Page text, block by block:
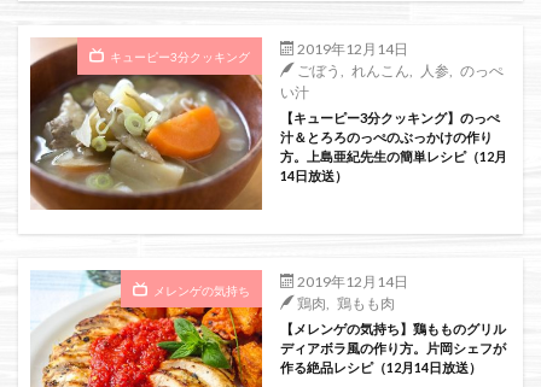
キューピー3分クッキング
2019年12月14日
ごぼう
れんこん 人参
のっぺ
い汁
【キューピー3分クッキング】のっぺ
汁＆とろろのっぺのぶっかけの作り
方。上島亜紀先生の簡単レシピ（12月
14日放送）
メレンゲの気持ち
2019年12月14日
鶏肉
鶏もも肉
【メレンゲの気持ち】鶏もものグリル
ディアボラ風の作り方。片岡シェフが
作る絶品レシピ（12月14日放送）